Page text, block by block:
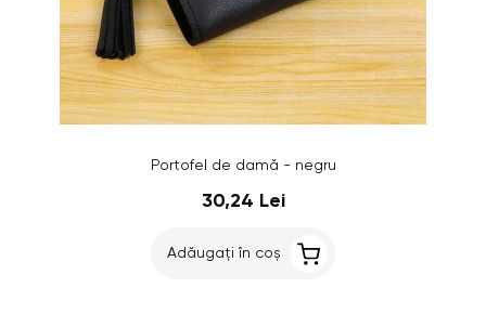
Portofel de damă - negru
30,24 Lei
Adăugați în coș